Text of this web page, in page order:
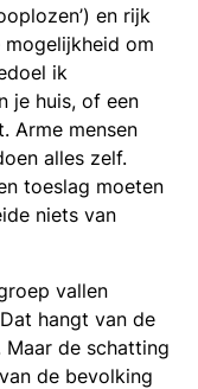
en rijk
mogelijkheid om
ik
je huis, of een
Arme mensen
alles zelf.
toeslag moeten
niets van
vallen
hangt van de
de schatting
de bevolking